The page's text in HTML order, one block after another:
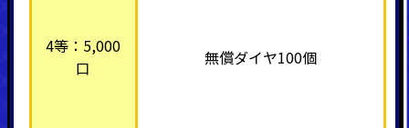
4等：5,000
口
無償ダイヤ100個